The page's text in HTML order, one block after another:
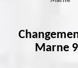
Marne